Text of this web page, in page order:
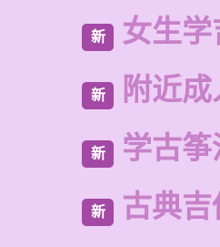
新 女生
新 附近
新 学古
新 古典吉